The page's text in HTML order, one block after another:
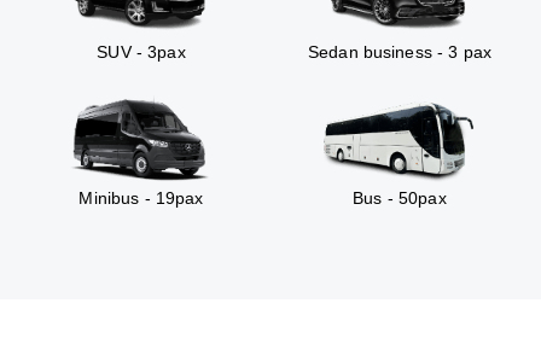
SUV - 3pax Sedan business - 3 pax
Minibus - 19pax Bus - 50pax